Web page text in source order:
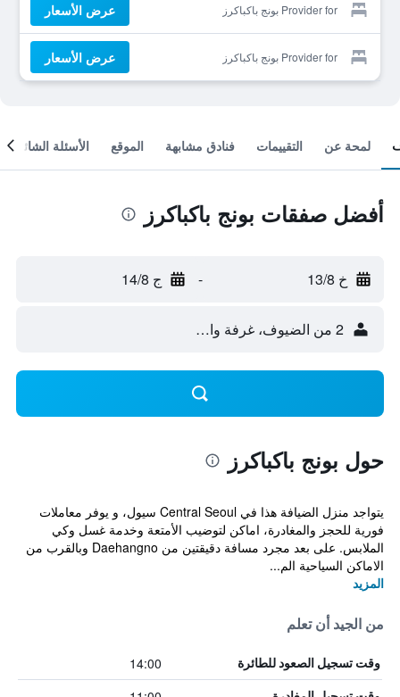
Provider for بونج باكباكرز عرض الأسعار
Provider for بونج باكباكرز عرض الأسعار
لمحة عن التقييمات فنادق مشابهة الموقع الأسئلة الشائعة
أفضل صفقات بونج باكباكرز
خ 13/8 - ج 14/8
2 من الضيوف، غرفة واحدة
حول بونج باكباكرز
يتواجد منزل الضيافة هذا في Central Seoul سيول، و يوفر معاملات
فورية للحجز والمغادرة، اماكن لتوضيب الأمتعة وخدمة غسل وكي
الملابس. على بعد مجرد مسافة دقيقتين من Daehangno وبالقرب من
الاماكن السياحية الم...
المزيد
من الجيد أن تعلم
وقت تسجيل الصعود للطائرة 14:00